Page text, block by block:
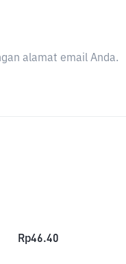
alamat email Anda.
Rp46.40